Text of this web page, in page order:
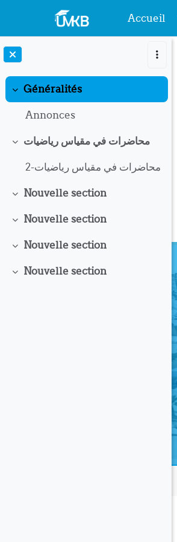
Passer au contenu principal
Accueil
Replier
Généralités
Annonces
Replier
محاضرات في مقياس رياضيات
محاضرات في مقياس رياضيات-2
Replier
Nouvelle section
Replier
Nouvelle section
Replier
Nouvelle section
Replier
Nouvelle section